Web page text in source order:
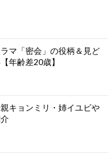
マ「密会」の役柄＆見ど
年齢差20歳】
キョンミリ・姉イユビや